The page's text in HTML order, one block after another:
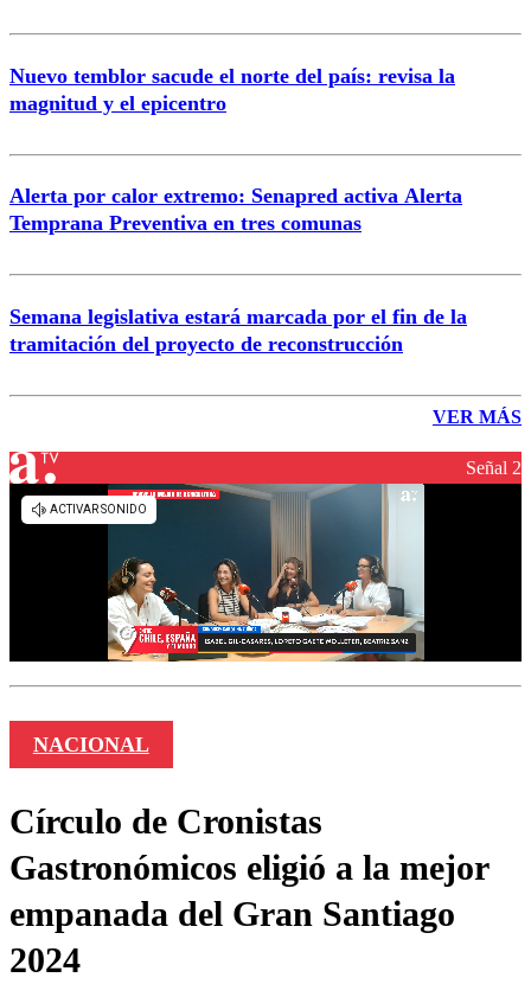
Nuevo temblor sacude el norte del país: revisa la
magnitud y el epicentro
Alerta por calor extremo: Senapred activa Alerta
Temprana Preventiva en tres comunas
Semana legislativa estará marcada por el fin de la
tramitación del proyecto de reconstrucción
VER MÁS
Señal 2
NACIONAL
Círculo de Cronistas
Gastronómicos eligió a la mejor
empanada del Gran Santiago
2024